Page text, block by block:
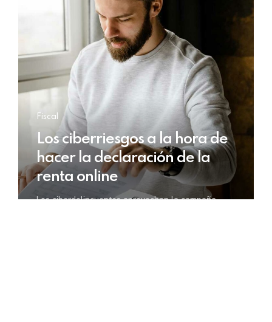
Fiscal
Los ciberriesgos a la hora de
hacer la declaración de la
renta online
Los ciberdelincuentes aprovechan la campaña